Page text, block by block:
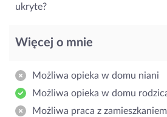
ukryte?
Więcej o mnie
Możliwa opieka w domu niani
Możliwa opieka w domu
Możliwa praca z zamieszkaniem